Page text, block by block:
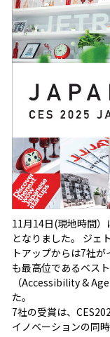
11月14日(現地時間
となりました。 ジェ
トアップからは7社
も最高位であるベス
（Accessibility &
た。
7社の受賞は、
イノベーションの同